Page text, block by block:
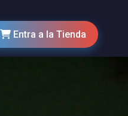
Entra a la Tienda